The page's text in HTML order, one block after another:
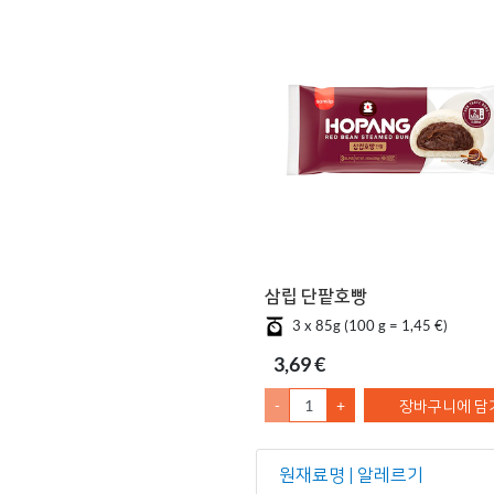
삼립 단팥호빵
3 x 85g (100 g = 1,45 €)
3,69 €
- + 장바구니에 담
원재료명 | 알레르기